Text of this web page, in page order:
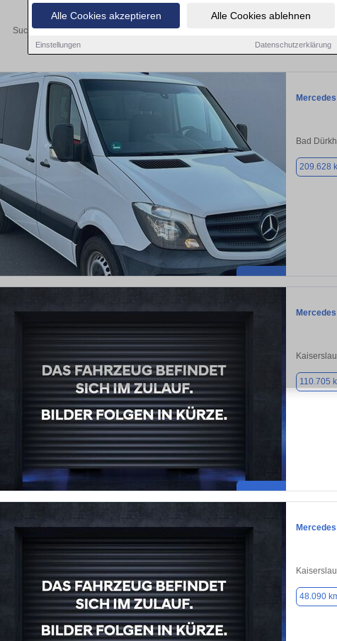
Alle Cookies akzeptieren Alle Cookies ablehnen
Einstellungen Datenschutzerklärung
Finden Sie in Kirchheimbolanden Ihren
Suchen Sie in Kirchheimbolanden einen Mercedes Sprinter Gebrauchtwagen?
Ausführungen und Preisklassen von
Bad
209.628
110.705
48.090